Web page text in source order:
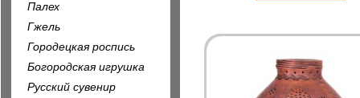
Палех
Гжель
Городецкая роспись
Богородская игрушка
Русский сувенир